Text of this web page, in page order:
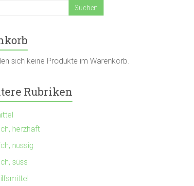
sich keine Produkte im Warenkorb.
Rubriken
herzhaft
nussig
süss